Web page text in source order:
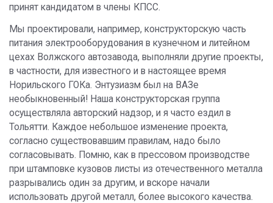
принят кандидатом в члены КПСС.
Мы проектировали, например, конструкторскую часть
питания электрооборудования в кузнечном и литейном
цехах Волжского автозавода, выполняли другие проекты,
в частности, для известного и в настоящее время
Норильского ГОКа. Энтузиазм был на ВАЗе
необыкновенный! Наша конструкторская группа
осуществляла авторский надзор, и я часто ездил в
Тольятти. Каждое небольшое изменение проекта,
согласно существовавшим правилам, надо было
согласовывать. Помню, как в прессовом производстве
при штамповке кузовов листы из отечественного металла
разрывались один за другим, и вскоре начали
использовать другой металл, более высокого качества.